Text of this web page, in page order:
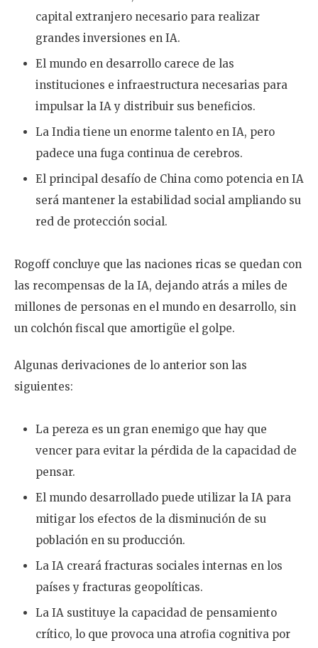
capital extranjero necesario para realizar
grandes inversiones en IA.
El mundo en desarrollo carece de las
instituciones e infraestructura necesarias para
impulsar la IA y distribuir sus beneficios.
La India tiene un enorme talento en IA, pero
padece una fuga continua de cerebros.
El principal desafío de China como potencia en IA
será mantener la estabilidad social ampliando su
red de protección social.
Rogoff concluye que las naciones ricas se quedan con
las recompensas de la IA, dejando atrás a miles de
millones de personas en el mundo en desarrollo, sin
un colchón fiscal que amortigüe el golpe.
Algunas derivaciones de lo anterior son las
siguientes:
La pereza es un gran enemigo que hay que
vencer para evitar la pérdida de la capacidad de
pensar.
El mundo desarrollado puede utilizar la IA para
mitigar los efectos de la disminución de su
población en su producción.
La IA creará fracturas sociales internas en los
países y fracturas geopolíticas.
La IA sustituye la capacidad de pensamiento
crítico, lo que provoca una atrofia cognitiva por